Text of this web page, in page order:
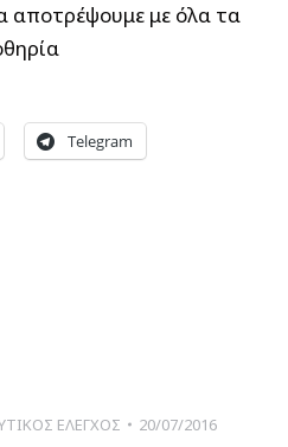
αποτρέψουμε με όλα τα
Telegram
ΕΛΕΓΧΟΣ 20/07/2016